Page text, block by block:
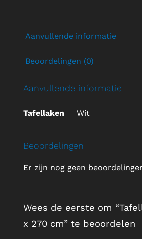
Aanvullende informatie
Beoordelingen (0)
Aanvullende informatie
Tafellaken Wit
Beoordelingen
Er zijn nog geen
Wees de eerste om
x 270 cm” te beoordelen